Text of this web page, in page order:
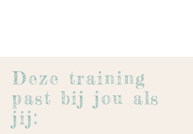
Deze training
past bij jou als
jij: